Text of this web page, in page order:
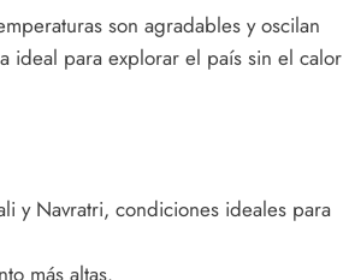
son agradables y oscilan
ideal para explorar el país sin el calor
y Navratri, condiciones ideales para
más altas.